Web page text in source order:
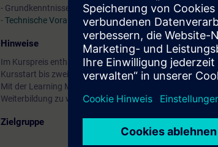
- Grundkenntnisse in SIMATIC TIA Portal STEP 7
-Technische Voraussetzung
Hinweise
Im Kurspreis enthalten: Kostenloser Zugang zur
Kursstart bis zwei Wochen nach Kursende.
Mit der Learning Membership können Sie die Inhalte
Weiterbildung zu weiteren interessanten Themen
Zielgruppe